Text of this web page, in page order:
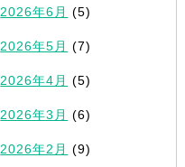
2026年6月 (5)
2026年5月 (7)
2026年4月 (5)
2026年3月 (6)
2026年2月 (9)